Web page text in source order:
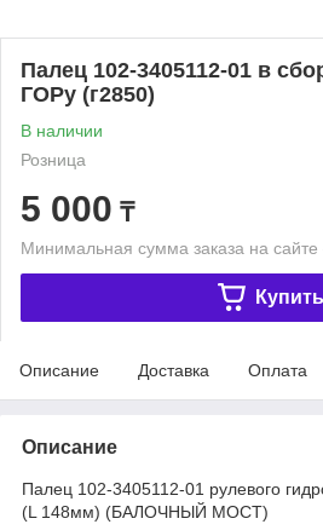
Палец 102-3405112-01 в
ГОРу (г2850)
В наличии
Розница
5 000 ₸
Минимальная сумма заказа на
Купить
Описание Доставка Оплата
Описание
Палец 102-3405112-01 рулевого
(L 148мм) (БАЛОЧНЫЙ МОСТ)